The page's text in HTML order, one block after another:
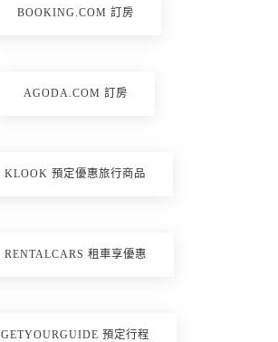
BOOKING.COM 訂房
AGODA.COM 訂房
KLOOK 預定優惠旅行商品
RENTALCARS 租車享優惠
GETYOURGUIDE 預定行程